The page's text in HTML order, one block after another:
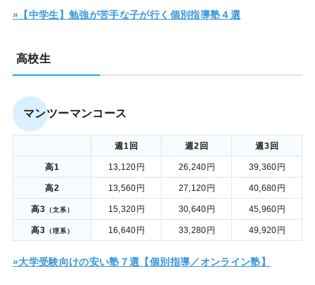
»【中学生】勉強が苦手な子が行く個別指導塾４選
高校生
マンツーマンコース
週1回 週2回 週3回
高1 13,120円 26,240円 39,360円
高2 13,560円 27,120円 40,680円
高3 （文系） 15,320円 30,640円 45,960円
高3 （理系） 16,640円 33,280円 49,920円
»大学受験向けの安い塾７選【個別指導／オンライン塾】